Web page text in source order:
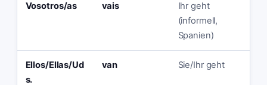
Vosotros/as vais
Ihr geht
(informell,
Spanien)
Ellos/Ellas/Ud
s.
van Sie/Ihr geht